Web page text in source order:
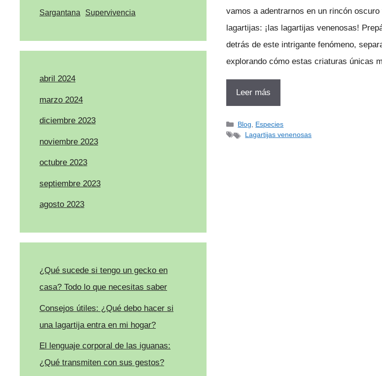
vamos a adentrarnos en un rincón
lagartijas: ¡las lagartijas venenosas!
detrás de este intrigante fenómeno,
explorando cómo estas criaturas únicas
Leer más
Categorías
Blog, Especies
Etiquetas
Lagartijas venenosas
Sargantana Supervivencia
abril 2024
marzo 2024
diciembre 2023
noviembre 2023
octubre 2023
septiembre 2023
agosto 2023
¿Qué sucede si tengo un gecko en
casa? Todo lo que necesitas saber
Consejos útiles: ¿Qué debo hacer si
una lagartija entra en mi hogar?
El lenguaje corporal de las iguanas:
¿Qué transmiten con sus gestos?